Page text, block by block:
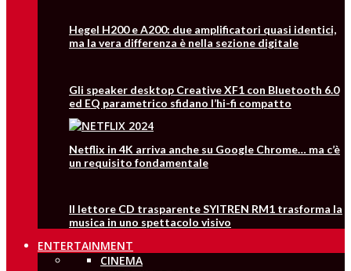
Hegel H200 e A200: due amplificatori quasi identici,
ma la vera differenza è nella sezione digitale
Gli speaker desktop Creative XF1 con Bluetooth 6.0
ed EQ parametrico sfidano l’hi-fi compatto
Netflix in 4K arriva anche su Google Chrome… ma c’è
un requisito fondamentale
Il lettore CD trasparente SYITREN RM1 trasforma la
musica in uno spettacolo visivo
ENTERTAINMENT
CINEMA